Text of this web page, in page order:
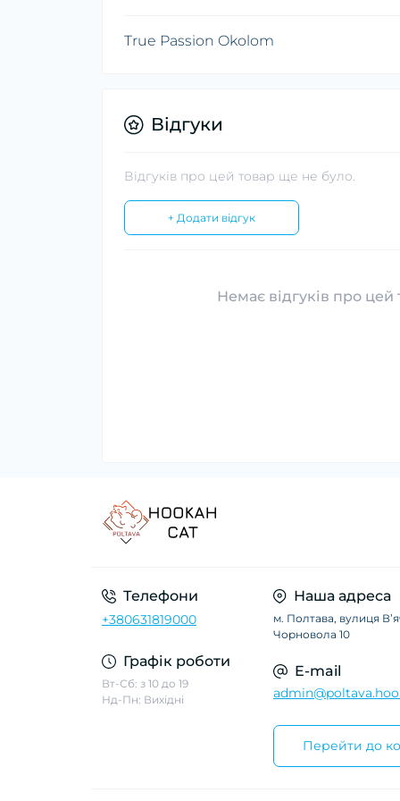
True Passion Okolom
Відгуки
Відгуків про цей товар ще не було.
+ Додати відгук
Немає відгуків про цей
Телефони
+380631819000
Графік роботи
Вт-Сб: з 10 до 19
Нд-Пн: Вихідні
Наша адреса
м. Полтава, вулиця
Чорновола 10
E-mail
Перейти до